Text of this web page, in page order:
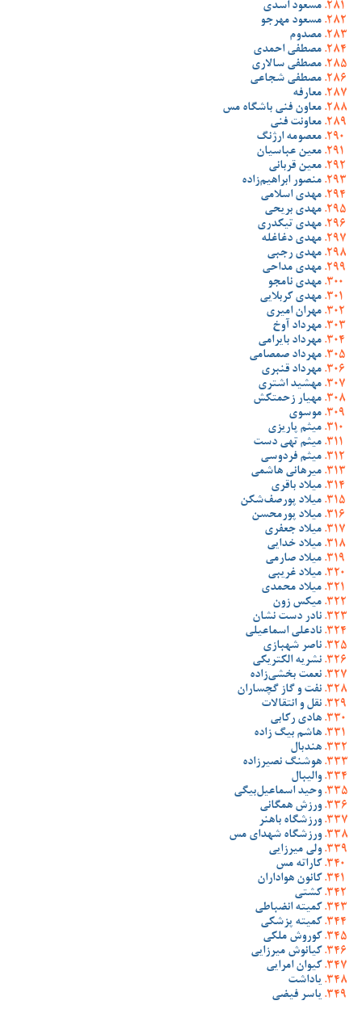
مسعود اسدی
مسعود مهرجو
مصدوم
مصطفی احمدی
مصطفی سالاری
مصطفی شجاعی
معارفه
معاون فنی باشگاه مس
معاونت فنی
معصومه ارژنگ
معین عباسیان
معین قربانی
منصور ابراهیم‌زاده
مهدی اسلامی
مهدی بریحی
مهدی تیکدری
مهدی دغاغله
مهدی رجبی
مهدی مداحی
مهدی نامجو
مهدی کربلایی
مهران امیری
مهرداد آوخ
مهرداد بایرامی
مهرداد صمصامی
مهرداد قنبری
مهشید اشتری
مهیار زحمتکش
موسوی
میثم پاریزی
میثم تهی دست
میثم فردوسی
میرهانی هاشمی
میلاد باقری
میلاد پورصف‌شکن
میلاد پورمحسن
میلاد جعفری
میلاد خدایی
میلاد صارمی
میلاد غریبی
میلاد محمدی
میکس زون
نادر دست نشان
نادعلی اسماعیلی
ناصر شهبازی
نشریه الکتریکی
نعمت بخشی‌زاده
نفت و گاز گچساران
نقل و انتقالات
هادی رکابی
هاشم بیگ زاده
هندبال
هوشنگ نصیرزاده
والیبال
وحید اسماعیل‌بیگی
ورزش همگانی
ورزشگاه باهنر
ورزشگاه شهدای مس
ولی میرزایی
کاراته مس
کانون هواداران
کشتی
کمیته انضباطی
کمیته پزشکی
کوروش ملکی
کیانوش میرزایی
کیوان امرایی
یاداشت
یاسر فیضی